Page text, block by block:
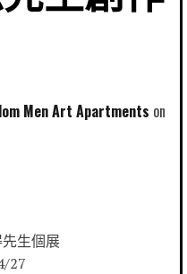
Men Art Apartments
生個展
27